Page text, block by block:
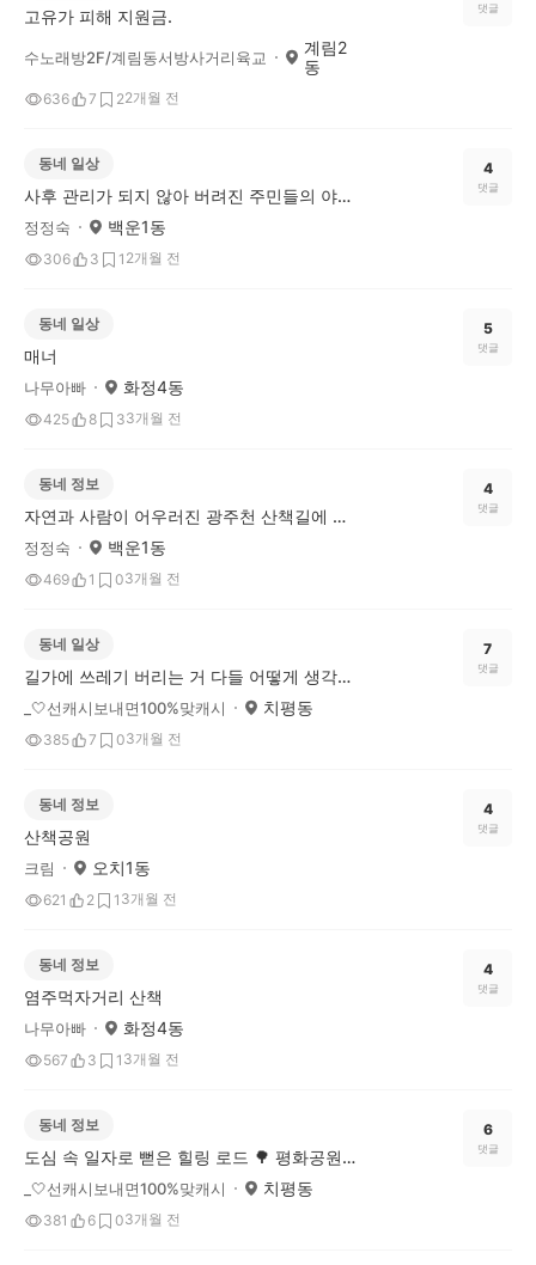
고유가 피해 지원금.
수노래방2F/계림동서방사거리육교
계림2
동
636 7 22개월 전
댓글
동네 일상
사후 관리가 되지 않아 버려진 주민들의 야외 체육시설 문제가 심각하네요.
정정숙 백운1동
306 3 1 2개월 전
4
댓글
동네 일상
매너
나무아빠 화정4동
425 8 33개월 전
5
댓글
동네 정보
자연과 사람이 어우러진 광주천 산책길에 흠뻑 빠져드네요!
정정숙 백운1동
469 1 03개월 전
4
댓글
동네 일상
길가에 쓰레기 버리는 거 다들 어떻게 생각하시나요?
_🤍선캐시보내면100%맞캐시 치평동
385 7 03개월 전
7
댓글
동네 정보
산책공원
크림 오치1동
621 2 1 3개월 전
4
댓글
동네 정보
염주먹자거리 산책
나무아빠 화정4동
567 3 1 3개월 전
4
댓글
동네 정보
도심 속 일자로 뻗은 힐링 로드 🌳 평화공원💕💕
_🤍선캐시보내면100%맞캐시 치평동
381 6 03개월 전
6
댓글